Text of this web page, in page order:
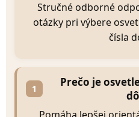
Stručné odborné
otázky pri výbere
čísla
1
Prečo je